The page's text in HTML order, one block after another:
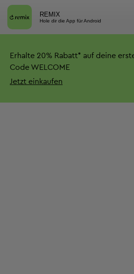
REMIX
Hole dir die App für Android
Erhalte 20% Rabatt* auf deine
Code WELCOME
Jetzt einkaufen